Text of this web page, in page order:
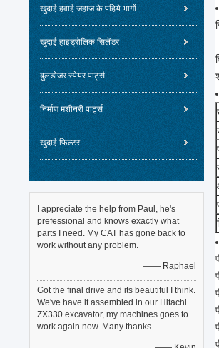
खुदाई हवाई जहाज के पहिये भागों
खुदाई हाइड्रोलिक सिलेंडर
बुलडोजर स्पेयर पार्ट्स
निर्माण मशीनरी पार्ट्स
खुदाई फ़िल्टर
I appreciate the help from Paul, he's
prefessional and knows exactly what
parts I need. My CAT has gone back to
work without any problem.
—— Raphael
Got the final drive and its beautiful I think.
We've have it assembled in our Hitachi
ZX330 excavator, my machines goes to
work again now. Many thanks